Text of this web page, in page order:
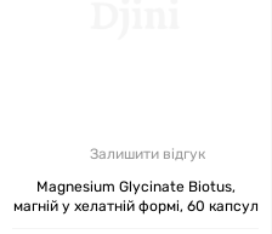
Залишити відгук
Magnesium Glycinate Biotus,
магній у хелатній формі, 60 капсул